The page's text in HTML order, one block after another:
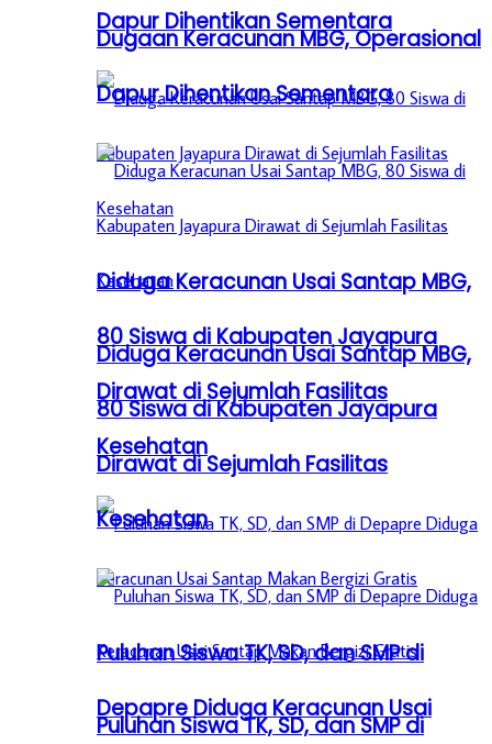
Dapur Dihentikan Sementara
Diduga Keracunan Usai Santap MBG,
80 Siswa di Kabupaten Jayapura
Dirawat di Sejumlah Fasilitas
Kesehatan
Puluhan Siswa TK, SD, dan SMP di
Depapre Diduga Keracunan Usai
Dugaan Keracunan MBG, Operasional
Dapur Dihentikan Sementara
Diduga Keracunan Usai Santap MBG,
80 Siswa di Kabupaten Jayapura
Dirawat di Sejumlah Fasilitas
Kesehatan
Puluhan Siswa TK, SD, dan SMP di